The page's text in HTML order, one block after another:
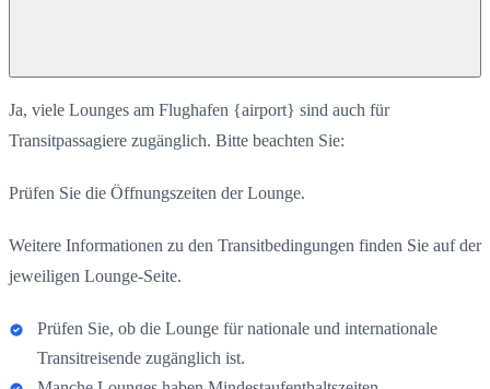
Ja, viele Lounges am Flughafen {airport} sind auch für
Transitpassagiere zugänglich. Bitte beachten Sie:
Prüfen Sie die Öffnungszeiten der Lounge.
Weitere Informationen zu den Transitbedingungen finden Sie auf der
jeweiligen Lounge-Seite.
Prüfen Sie, ob die Lounge für nationale und internationale
Transitreisende zugänglich ist.